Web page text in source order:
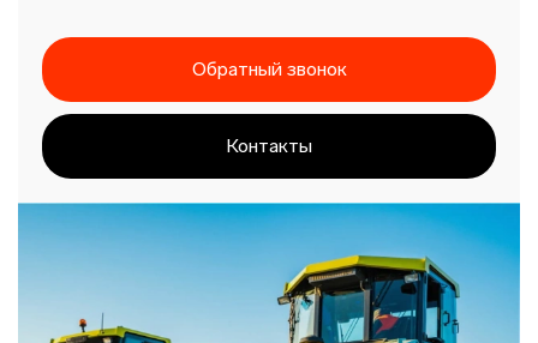
Обратный звонок
Контакты